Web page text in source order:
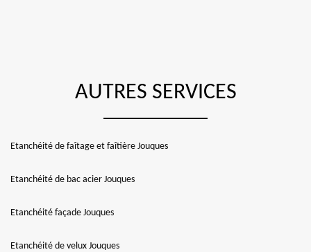
AUTRES SERVICES
Etanchéité de faîtage et faîtière Jouques
Etanchéité de bac acier Jouques
Etanchéité façade Jouques
Etanchéité de velux Jouques